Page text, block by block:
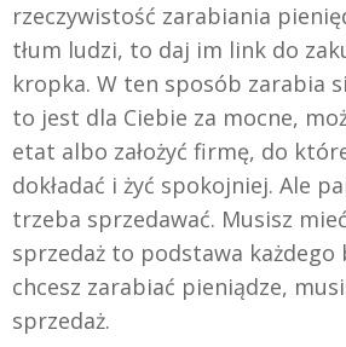
rzeczywistość zarabiania
tłum ludzi, to daj im link do
kropka. W ten sposób zarabia
to jest dla Ciebie za mocne,
etat albo założyć firmę, do
dokładać i żyć spokojniej. Ale
trzeba sprzedawać. Musisz
sprzedaż to podstawa każdego
chcesz zarabiać pieniądze,
sprzedaż.